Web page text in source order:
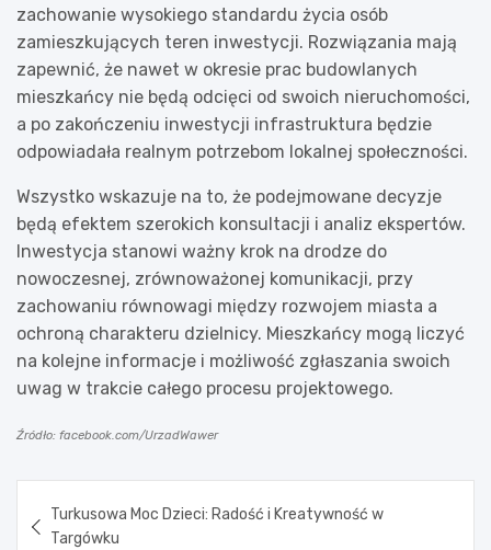
zachowanie wysokiego standardu życia osób
zamieszkujących teren inwestycji. Rozwiązania mają
zapewnić, że nawet w okresie prac budowlanych
mieszkańcy nie będą odcięci od swoich nieruchomości,
a po zakończeniu inwestycji infrastruktura będzie
odpowiadała realnym potrzebom lokalnej społeczności.
Wszystko wskazuje na to, że podejmowane decyzje
będą efektem szerokich konsultacji i analiz ekspertów.
Inwestycja stanowi ważny krok na drodze do
nowoczesnej, zrównoważonej komunikacji, przy
zachowaniu równowagi między rozwojem miasta a
ochroną charakteru dzielnicy. Mieszkańcy mogą liczyć
na kolejne informacje i możliwość zgłaszania swoich
uwag w trakcie całego procesu projektowego.
Źródło: facebook.com/UrzadWawer
wpisu
Turkusowa Moc Dzieci: Radość i Kreatywność w
Targówku